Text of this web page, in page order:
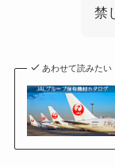
禁
あわせて読みたい